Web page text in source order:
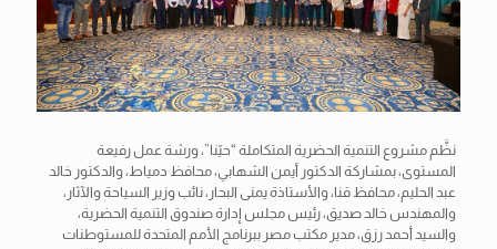
نظَّم مشروع التنمية الحضرية المتكاملة “حيّنا”، ورشة عمل رفيعة
المستوى، بمشاركة الدكتور أيمن الشهابي، محافظ دمياط، والدكتور خالد
عبد الحليم، محافظ قنا، والأستاذة يمنى البحار، نائب وزير السياحة والآثار،
والمهندس خالد صديق، رئيس مجلس إدارة صندوق التنمية الحضرية،
والسيد أحمد رزق، مدير مكتب مصر ببرنامج الأمم المتحدة للمستوطنات